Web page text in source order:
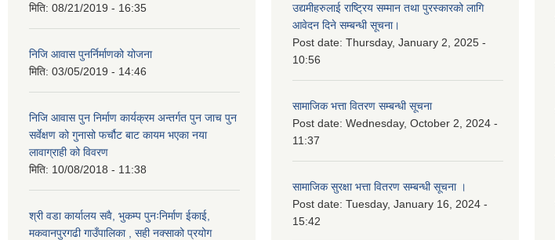
मिति: 08/21/2019 - 16:35
निजि आवास पुनर्निर्माणको योजना
मिति: 03/05/2019 - 14:46
निजि आवास पुन निर्माण कार्यक्रम अन्तर्गत पुन जाच पुन
सर्वेक्षण को गुनासो फर्चौट बाट कायम भएका नया
लावाग्राही को विवरण
मिति: 10/08/2018 - 11:38
श्री वडा कार्यालय सवै, भुकम्प पुनःनिर्माण ईकाई,
मकवानपुरगढी गाउँपालिका , सही नक्साको प्रयोग
उद्यमीहरुलाई राष्‍ट्रिय सम्मान तथा पुरस्कारको लागि
आवेदन दिने सम्बन्धी सूचना।
Post date: Thursday, January 2, 2025 -
10:56
सामाजिक भत्ता वितरण सम्बन्धी सूचना
Post date: Wednesday, October 2, 2024 -
11:37
सामाजिक सुरक्षा भत्ता वितरण सम्बन्धी सूचना ।
Post date: Tuesday, January 16, 2024 -
15:42